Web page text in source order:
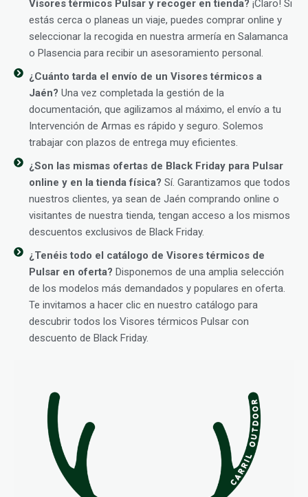
Visores térmicos Pulsar y recoger en tienda? ¡Claro! Si
estás cerca o planeas un viaje, puedes comprar online y
seleccionar la recogida en nuestra armería en Salamanca
o Plasencia para recibir un asesoramiento personal.
¿Cuánto tarda el envío de un Visores térmicos a
Jaén? Una vez completada la gestión de la
documentación, que agilizamos al máximo, el envío a tu
Intervención de Armas es rápido y seguro. Solemos
trabajar con plazos de entrega muy eficientes.
¿Son las mismas ofertas de Black Friday para Pulsar
online y en la tienda física? Sí. Garantizamos que todos
nuestros clientes, ya sean de Jaén comprando online o
visitantes de nuestra tienda, tengan acceso a los mismos
descuentos exclusivos de Black Friday.
¿Tenéis todo el catálogo de Visores térmicos de
Pulsar en oferta? Disponemos de una amplia selección
de los modelos más demandados y populares en oferta.
Te invitamos a hacer clic en nuestro catálogo para
descubrir todos los Visores térmicos Pulsar con
descuento de Black Friday.